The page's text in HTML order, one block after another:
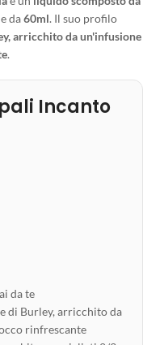
da60ml. Il suo profilo
arricchito da un'infusione
.
Incanto
da te
di Burley, arricchito da
rinfrescante